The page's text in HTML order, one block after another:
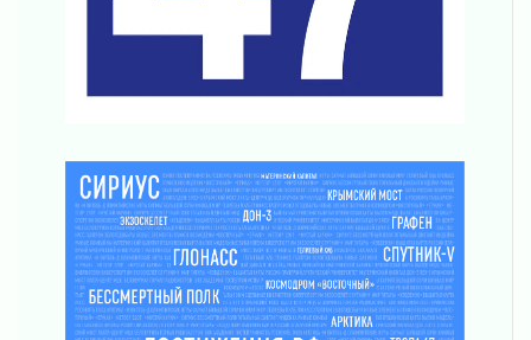
За сутки в Ленинградской области
ликвидировали 10 пожаров
Клюква наливается, но в корзинку пока не
Строительные компании Ленобласти
подняли зарплаты почти на 40% за год
03 августа 2026
Шесть новых жизней в честь дня рождения
Ленинградской области
03 августа 2026